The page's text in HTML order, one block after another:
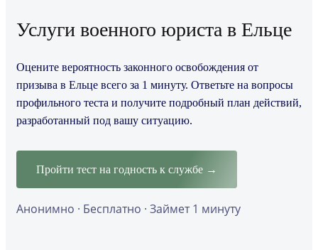
Услуги военного юриста в Ельце
Оцените вероятность законного освобождения от
призыва в Ельце всего за 1 минуту. Ответьте на вопросы
профильного теста и получите подробный план действий,
разработанный под вашу ситуацию.
Пройти тест на годность к службе →
Анонимно · Бесплатно · Займет 1 минуту